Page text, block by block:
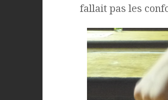
fallait pas les